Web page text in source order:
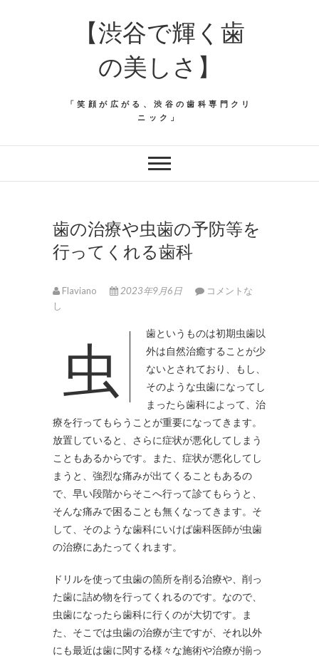
【渋谷で輝く歯
の美しさ】
「笑顔が広がる、渋谷の歯科専門クリ
ニック」
歯の治療や虫歯の予防等を
行ってくれる歯科
Flaviano 2023年9月6日
コメントな
し
虫歯というものは初期虫歯以
外は自然治癒することが少
ないとされており、もし、
そのような虫歯になってし
まったら歯科によって、治
療を行ってもらうことが重要になってきます。
放置していると、さらに症状が悪化してしまう
こともあるからです。また、症状が悪化してし
まうと、強烈な痛みが出てくることもあるの
で、早い段階からそこへ行って診てもらうと、
そんな痛みで困ることも無くなってきます。そ
して、そのような歯科にいけば歯科医師が虫歯
の治療にあたってくれます。
ドリルを使って虫歯の箇所を削る治療や、削っ
た歯に詰め物を行ってくれるのです。なので、
虫歯になったら歯科に行くのが大切です。ま
た、そこでは虫歯の治療が主ですが、それ以外
にも最近は歯に関する様々な施術や治療が揃っ